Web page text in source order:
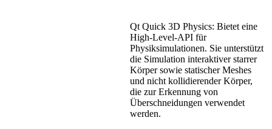
Qt Quick 3D Physics: Bietet eine
High-Level-API für
Physiksimulationen. Sie unterstützt
die Simulation interaktiver starrer
Körper sowie statischer Meshes
und nicht kollidierender Körper,
die zur Erkennung von
Überschneidungen verwendet
werden.